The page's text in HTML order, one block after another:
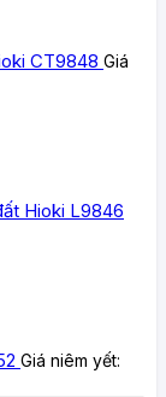
CT9848 Giá
Hioki L9846
Giá niêm yết: